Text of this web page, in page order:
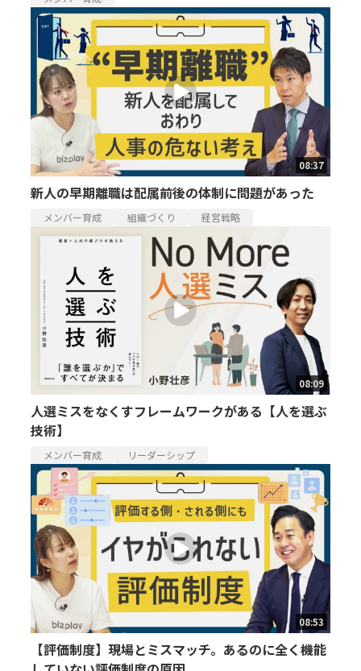
08:37
新人の早期離職は配属前後の体制に問題があった
メンバー育成 組織づくり 経営戦略
08:09
人選ミスをなくすフレームワークがある【人を選ぶ
技術】
メンバー育成 リーダーシップ
08:53
【評価制度】現場とミスマッチ。あるのに全く機能